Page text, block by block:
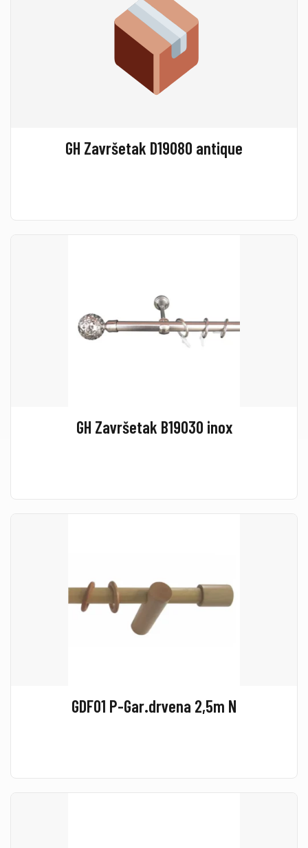
GH Završetak D19080 antique
GH Završetak B19030 inox
GDF01 P-Gar.drvena 2,5m N